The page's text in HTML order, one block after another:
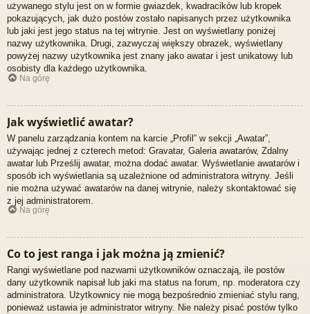
używanego stylu jest on w formie gwiazdek, kwadracików lub kropek
pokazujących, jak dużo postów zostało napisanych przez użytkownika
lub jaki jest jego status na tej witrynie. Jest on wyświetlany poniżej
nazwy użytkownika. Drugi, zazwyczaj większy obrazek, wyświetlany
powyżej nazwy użytkownika jest znany jako awatar i jest unikatowy lub
osobisty dla każdego użytkownika.
Na górę
Jak wyświetlić awatar?
W panelu zarządzania kontem na karcie „Profil” w sekcji „Awatar”,
używając jednej z czterech metod: Gravatar, Galeria awatarów, Zdalny
awatar lub Prześlij awatar, można dodać awatar. Wyświetlanie awatarów i
sposób ich wyświetlania są uzależnione od administratora witryny. Jeśli
nie można używać awatarów na danej witrynie, należy skontaktować się
z jej administratorem.
Na górę
Co to jest ranga i jak można ją zmienić?
Rangi wyświetlane pod nazwami użytkowników oznaczają, ile postów
dany użytkownik napisał lub jaki ma status na forum, np. moderatora czy
administratora. Użytkownicy nie mogą bezpośrednio zmieniać stylu rang,
ponieważ ustawia je administrator witryny. Nie należy pisać postów tylko